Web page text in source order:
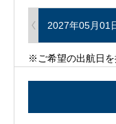
2027年05月01
※ご希望の出航日